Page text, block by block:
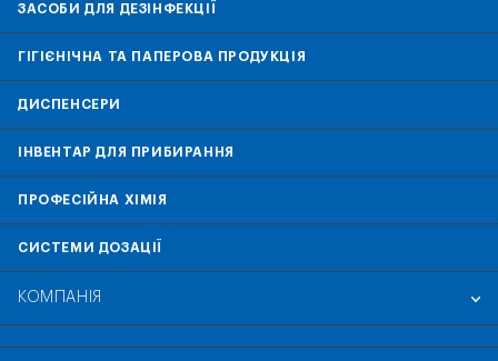
ЗАСОБИ ДЛЯ ДЕЗІНФЕКЦІЇ
ГІГІЄНІЧНА ТА ПАПЕРОВА ПРОДУКЦІЯ
ДИСПЕНСЕРИ
ІНВЕНТАР ДЛЯ ПРИБИРАННЯ
ПРОФЕСІЙНА ХІМІЯ
СИСТЕМИ ДОЗАЦІЇ
КОМПАНІЯ